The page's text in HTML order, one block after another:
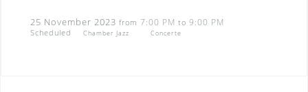
25 November 2023 from 7:00 PM to 9:00 PM
Scheduled Chamber Jazz Concerte